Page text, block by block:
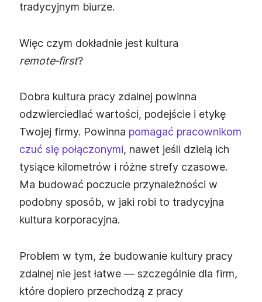
tradycyjnym biurze.
Więc czym dokładnie jest kultura
remote‑first?
Dobra kultura pracy zdalnej powinna
odzwierciedlać wartości, podejście i etykę
Twojej firmy. Powinna pomagać pracownikom
czuć się połączonymi, nawet jeśli dzielą ich
tysiące kilometrów i różne strefy czasowe.
Ma budować poczucie przynależności w
podobny sposób, w jaki robi to tradycyjna
kultura korporacyjna.
Problem w tym, że budowanie kultury pracy
zdalnej nie jest łatwe — szczególnie dla firm,
które dopiero przechodzą z pracy